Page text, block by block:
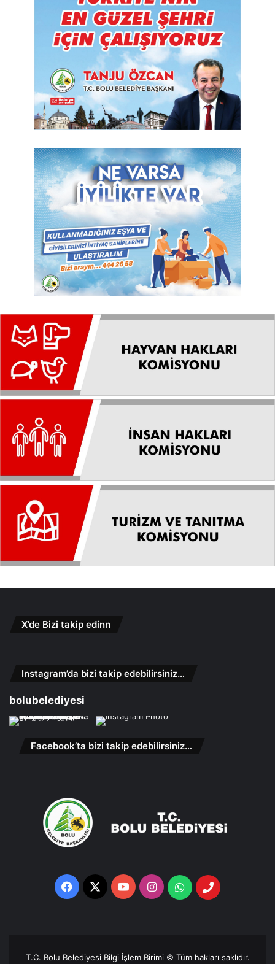
X’de Bizi takip edinn
Instagram’da bizi takip edebilirsiniz…
bolubelediyesi
Facebook’ta bizi takip edebilirsiniz…
Facebook
X YouTubeInstagramWhatsappTelefon
T.C. Bolu Belediyesi Bilgi İşlem Birimi © Tüm hakları saklıdır.